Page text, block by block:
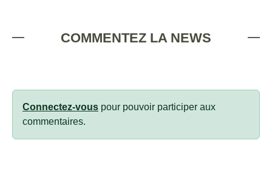
COMMENTEZ LA NEWS
Connectez-vous pour pouvoir participer aux
commentaires.